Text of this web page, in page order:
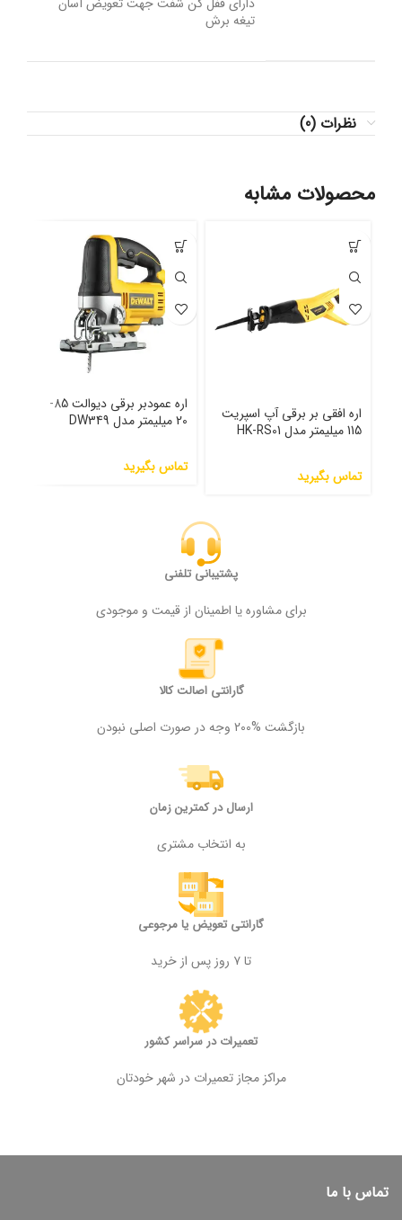
تیغه برش
نظرات (0)
محصولات مشابه
اره افقی بر برقی آپ اسپریت
115 میلیمتر مدل HK-RS01
تماس بگیرید
اره عمودبر برقی دیوالت 85-
20 میلیمتر مدل DW349
تماس بگیرید
پشتیبانی تلفنی
برای مشاوره یا اطمینان از قیمت و موجودی
گارانتی اصالت کالا
بازگشت %200 وجه در صورت اصلی نبودن
ارسال در کمترین زمان
به انتخاب مشتری
گارانتی تعویض یا مرجوعی
تا ۷ روز پس از خرید
تعمیرات در سراسر کشور
مراکز مجاز تعمیرات در شهر خودتان
تماس با ما